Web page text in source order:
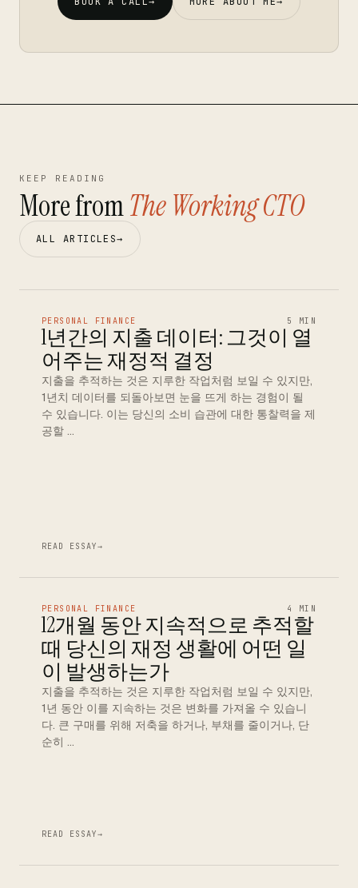
KEEP READING
More fromThe Working CTO
ALL ARTICLES→
PERSONAL FINANCE 5 MIN
1년간의 지출 데이터: 그것이 열
어주는 재정적 결정
지출을 추적하는 것은 지루한 작업처럼 보일 수 있지만,
1년치 데이터를 되돌아보면 눈을 뜨게 하는 경험이 될
수 있습니다. 이는 당신의 소비 습관에 대한 통찰력을 제
공할 …
READ ESSAY→
PERSONAL FINANCE 4 MIN
12개월 동안 지속적으로 추적할
때 당신의 재정 생활에 어떤 일
이 발생하는가
지출을 추적하는 것은 지루한 작업처럼 보일 수 있지만,
1년 동안 이를 지속하는 것은 변화를 가져올 수 있습니
다. 큰 구매를 위해 저축을 하거나, 부채를 줄이거나, 단
순히 …
READ ESSAY→